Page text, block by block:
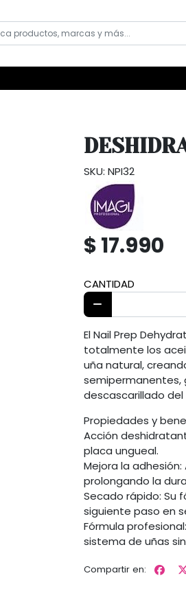
SKU: NPI32
$ 17.990
CANTIDAD
El Nail Prep
totalmente los
uña natural,
semipermanentes,
descascarillado
Propiedades y
Acción
placa ungueal.
Mejora la
prolongando la
Secado rápido: Su
siguiente paso en
Fórmula
sistema de uñas
Compartir en: